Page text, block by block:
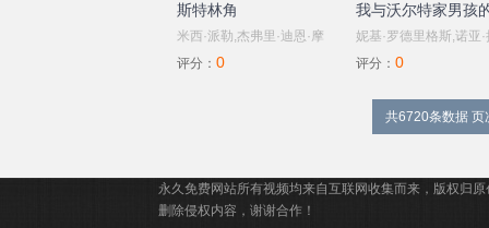
斯特林角
米西·派勒,杰弗里·迪恩·摩
根,凯蒂·道格拉斯,艾拉·鲁
洛,Mabel·Strachan,雅各
布·怀特达克-拉
评分： 0
我与沃尔特家男孩
妮基·罗德里格斯,诺亚·
朗德,阿什比·金特里,艾
评分： 0
共6720条数据 页
永久免费网站所有视频均来自互联网收集而来，版权归
删除侵权内容，谢谢合作！